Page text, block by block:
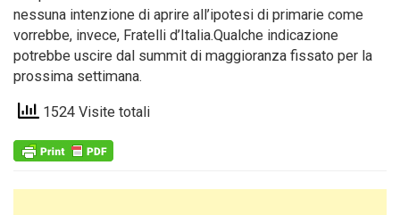
nessuna intenzione di aprire all’ipotesi di primarie come
vorrebbe, invece, Fratelli d’Italia.Qualche indicazione
potrebbe uscire dal summit di maggioranza fissato per la
prossima settimana.
1524 Visite totali